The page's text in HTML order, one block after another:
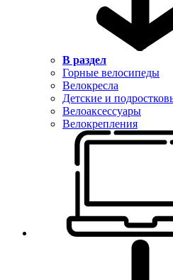
В раздел
Горные велосипеды
Велокресла
Детские и
Велоаксессуары
Велокрепления